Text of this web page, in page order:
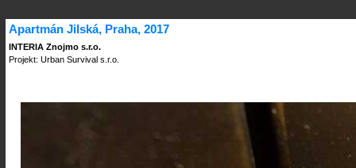
Apartmán Jilská, Praha, 2017
INTERIA Znojmo s.r.o.
Projekt: Urban Survival s.r.o.